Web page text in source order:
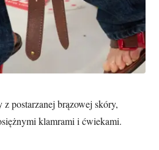
postarzanej brązowej skóry,
klamrami i ćwiekami.